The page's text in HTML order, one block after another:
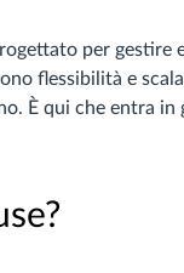
per gestire
flessibilità e
È qui che entra in